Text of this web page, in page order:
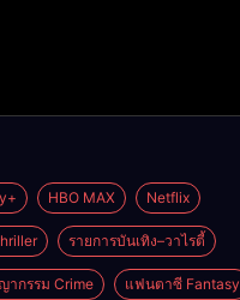
HBO MAX Netflix
รายการบันเทิง–วาไรตี้
ากรรม Crime แฟนตาซี Fantasy